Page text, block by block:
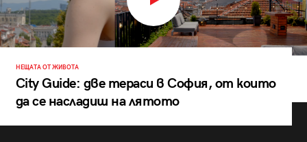
НЕЩАТА ОТ ЖИВОТА
City Guide: две тераси в София, от които
да се насладиш на лятото